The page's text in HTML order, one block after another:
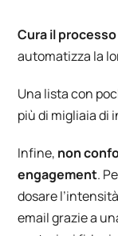
Cura il
automatizza la
Una lista con
più di migliaia di
Infine, non
engagement.
dosare
email grazie a